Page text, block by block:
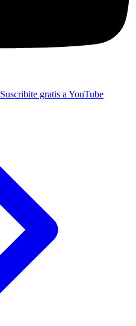
Suscribite gratis a YouTube